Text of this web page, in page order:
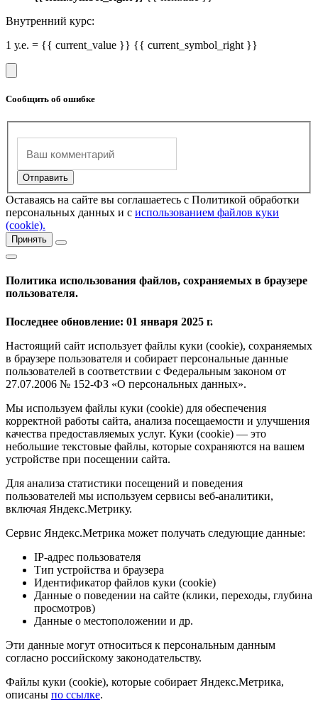
Внутренний курс:
1 у.е. = {{ current_value }} {{ current_symbol_right }}
Сообщить об ошибке
Оставаясь на сайте вы соглашаетесь с Политикой обработки
персональных данных и с использованием файлов куки
(cookie).
Принять
Политика использования файлов, сохраняемых в браузере
пользователя.
Последнее обновление: 01 января 2025 г.
Настоящий сайт использует файлы куки (cookie), сохраняемых
в браузере пользователя и собирает персональные данные
пользователей в соответствии с Федеральным законом от
27.07.2006 № 152-ФЗ «О персональных данных».
Мы используем файлы куки (cookie) для обеспечения
корректной работы сайта, анализа посещаемости и улучшения
качества предоставляемых услуг. Куки (cookie) — это
небольшие текстовые файлы, которые сохраняются на вашем
устройстве при посещении сайта.
Для анализа статистики посещений и поведения
пользователей мы используем сервисы веб-аналитики,
включая Яндекс.Метрику.
Сервис Яндекс.Метрика может получать следующие данные:
IP-адрес пользователя
Тип устройства и браузера
Идентификатор файлов куки (cookie)
Данные о поведении на сайте (клики, переходы, глубина
просмотров)
Данные о местоположении и др.
Эти данные могут относиться к персональным данным
согласно российскому законодательству.
Файлы куки (cookie), которые собирает Яндекс.Метрика,
описаны по ссылке.